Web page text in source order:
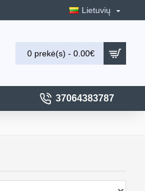
Lietuvių
0 prekė(s) - 0.00€
37064383787